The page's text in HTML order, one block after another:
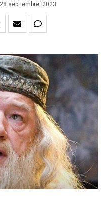
28 septiembre, 2023